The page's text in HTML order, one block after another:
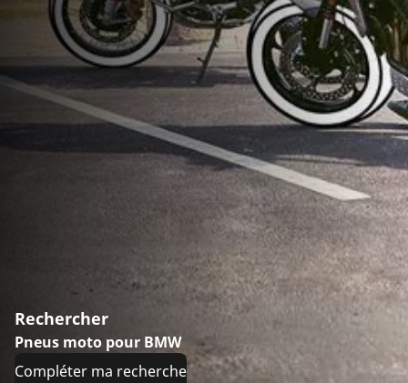
Rechercher
Pneus moto pour BMW
Compléter ma recherche